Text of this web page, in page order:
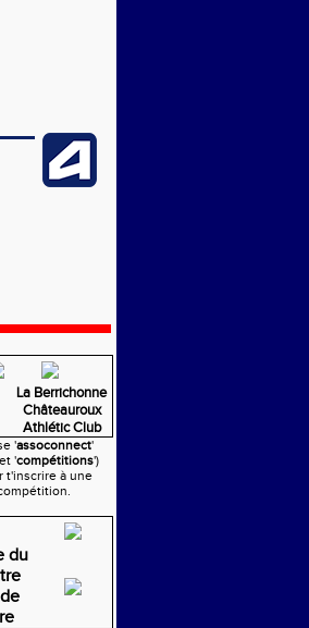
La Berrichonne
Châteauroux
Athlétic Club
'assoconnect'
'compétitions')
t'inscrire à une
du